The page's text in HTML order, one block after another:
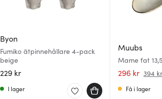
Byon
Fumiko ätpinnehållare 4-pack
beige
229 kr
I lager
Muubs
Mame fat
296 kr 394
Få i lager